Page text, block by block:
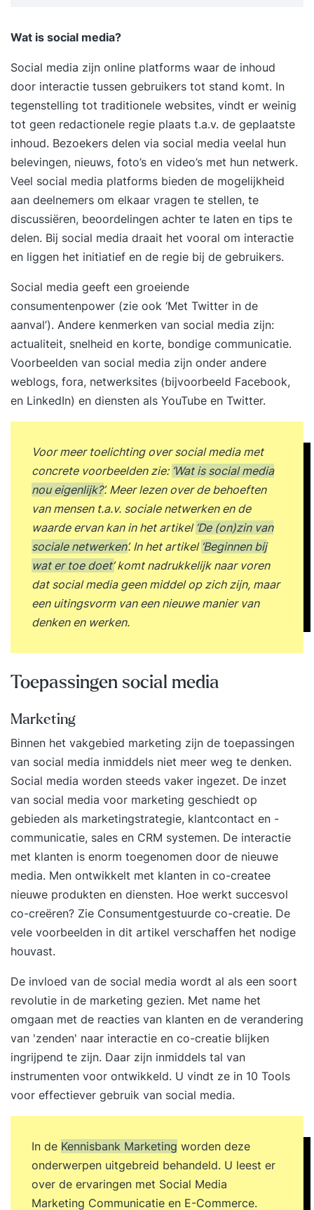
de training Social Mediastrategie Dag 1 Ochtend
op. Verkoop, leadgeneratie, mond-tot-
mondreclame, klanttevredenheid: er zijn
allerlei doelen waarvoor je social media kunt
inzetten. In de training beslis je welke doelen jij
precies wilt nastreven. Je definieert je
doelgroepen. Aan de hand van de customer
journey en persona’s ontdek je wat de
informatiebehoefte van je doelgroep is, en hoe je
hen effectief kunt bereiken. Je kiest je
social media-kanalen. Je leert de ins & outs van
o.a. Facebook, Instagram, LinkedIn, YouTube en
gebruikersgroepen, zakelijke mogelijkheden en
praktische toepassingen. Middag Je start met
market sensing. Social media kunnen je helpen
om je markt en de reputatie van je organisatie in
kaart te brengen. We laten je zien hoe je een
concurrentie-analyse uitvoert aan de hand van
benchmarking tools. Je ontdekt op welke
Social media zijn meer dan marketingplatforms.
Tijdens dit onderdeel ontdek je hoe je social
media kunt inzetten om je klanten beter te
begrijpen, je producten verder te ontwikkelen of
diensten te verbeteren, je doelgroep te activeren
en te organiseren. Dag 2 Ochtend Je
verkent content voor social media. We laten je
voorbeelden zien van prikkelende contentformats
waarmee je doelgroepen activeert. Natuurlijk
krijg je de gelegenheid om hierover te
tips om goede content te creëren. Je plant en
organiseert. Je begrijpt wat er komt kijken bij
de uitvoer van een social mediastrategie en
stelt een contentkalender op. Ook krijg je tips om
draagvlak te creëren binnen jouw organisatie.
Middag Je leert hoe je je acties kunt monitoren.
Je ontdekt met welke tools je online conversaties
rondom jouw organisatie kunt monitoren. Je
meet en optimaliseert. Aan bod komen KPI’s,
vanity metrics, Net Promoter Score en ROI. Je
stelt KPI’s op waaraan je het succes van je social
mediastrategie kunt aflezen. Dat gaat verder dan
het aantal volgers! Ook bespreken we tools om
resultaten te meten.
Wat is social media?
Social media zijn online platforms waar de inhoud
door interactie tussen gebruikers tot stand komt. In
tegenstelling tot traditionele websites, vindt er weinig
tot geen redactionele regie plaats t.a.v. de geplaatste
inhoud. Bezoekers delen via social media veelal hun
belevingen, nieuws, foto’s en video’s met hun netwerk.
Veel social media platforms bieden de mogelijkheid
aan deelnemers om elkaar vragen te stellen, te
discussiëren, beoordelingen achter te laten en tips te
delen. Bij social media draait het vooral om interactie
en liggen het initiatief en de regie bij de gebruikers.
Social media geeft een groeiende
consumentenpower (zie ook ‘Met Twitter in de
aanval’). Andere kenmerken van social media zijn:
actualiteit, snelheid en korte, bondige communicatie.
Voorbeelden van social media zijn onder andere
weblogs, fora, netwerksites (bijvoorbeeld Facebook,
en LinkedIn) en diensten als YouTube en Twitter.
Voor meer toelichting over social media met
concrete voorbeelden zie: ‘Wat is social media
nou eigenlijk?’. Meer lezen over de behoeften
van mensen t.a.v. sociale netwerken en de
waarde ervan kan in het artikel ‘De (on)zin van
sociale netwerken’. In het artikel ‘Beginnen bij
wat er toe doet’komt nadrukkelijk naar voren
dat social media geen middel op zich zijn, maar
een uitingsvorm van een nieuwe manier van
denken en werken.
Toepassingen social media
Marketing
Binnen het vakgebied marketing zijn de toepassingen
van social media inmiddels niet meer weg te denken.
Social media worden steeds vaker ingezet. De inzet
van social media voor marketing geschiedt op
gebieden als marketingstrategie, klantcontact en -
communicatie, sales en CRM systemen. De interactie
met klanten is enorm toegenomen door de nieuwe
media. Men ontwikkelt met klanten in co-createe
nieuwe produkten en diensten. Hoe werkt succesvol
co-creëren? Zie Consumentgestuurde co-creatie. De
vele voorbeelden in dit artikel verschaffen het nodige
houvast.
De invloed van de social media wordt al als een soort
revolutie in de marketing gezien. Met name het
omgaan met de reacties van klanten en de verandering
van 'zenden' naar interactie en co-creatie blijken
ingrijpend te zijn. Daar zijn inmiddels tal van
instrumenten voor ontwikkeld. U vindt ze in 10 Tools
voor effectiever gebruik van social media.
In de Kennisbank Marketing worden deze
onderwerpen uitgebreid behandeld. U leest er
over de ervaringen met Social Media
Marketing Communicatie en E-Commerce.